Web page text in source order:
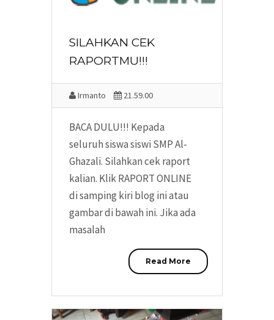
SILAHKAN CEK
RAPORTMU!!!
Irmanto 21.59.00
BACA DULU!!! Kepada
seluruh siswa siswi SMP Al-
Ghazali. Silahkan cek raport
kalian. Klik RAPORT ONLINE
di samping kiri blog ini atau
gambar di bawah ini. Jika ada
masalah
Read More